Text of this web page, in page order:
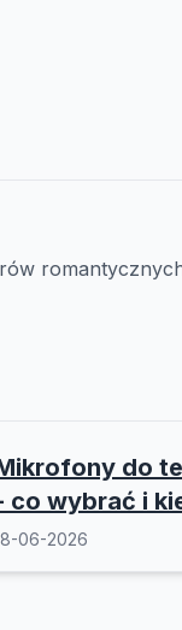
do
co wybrać i
06-2026